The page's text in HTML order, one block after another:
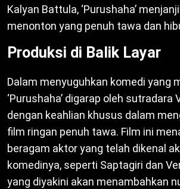
Kalyan Battula, ‘Purushaha’
menonton yang penuh tawa dan
Produksi di Balik Layar
Dalam menyuguhkan komedi yang
‘Purushaha’ digarap oleh sutradara
dengan keahlian khusus dalam
film ringan penuh tawa. Film ini
beragam aktor yang telah dikenal
komedinya, seperti Saptagiri dan
yang diyakini akan menambahkan